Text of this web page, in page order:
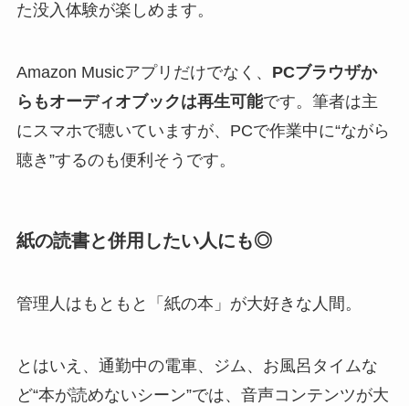
た没入体験が楽しめます。
Amazon Musicアプリだけでなく、 PCブラウザか
らもオーディオブックは再生可能です。筆者は主
にスマホで聴いていますが、PCで作業中に“ながら
聴き”するのも便利そうです。
紙の読書と併用したい人にも◎
管理人はもともと「紙の本」が大好きな人間。
とはいえ、通勤中の電車、ジム、お風呂タイムな
ど“本が読めないシーン”では、音声コンテンツが大